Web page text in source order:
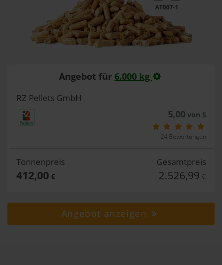
AT007-1
Angebot für 6.000 kg
RZ Pellets GmbH
5,00 von 5
24 Bewertungen
Tonnenpreis
412,00 €
Gesamtpreis
2.526,99 €
Angebot anzeigen